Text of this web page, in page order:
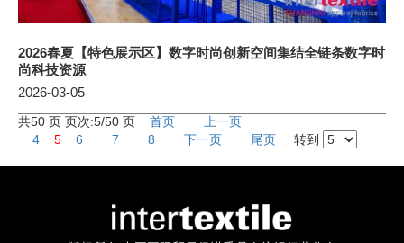
2026春夏【特色展示区】数字时尚创新空间集结全链条数字时
尚科技资源
2026-03-05
共50 页 页次:5/50 页 首页
上一页
4
5 6 7 8 下一页 尾页 转到